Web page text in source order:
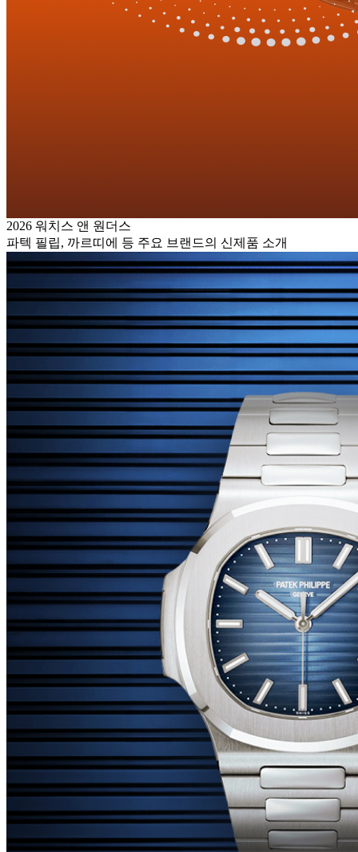
2026 워치스 앤 원더스
파텍 필립, 까르띠에 등 주요 브랜드의 신제품 소개